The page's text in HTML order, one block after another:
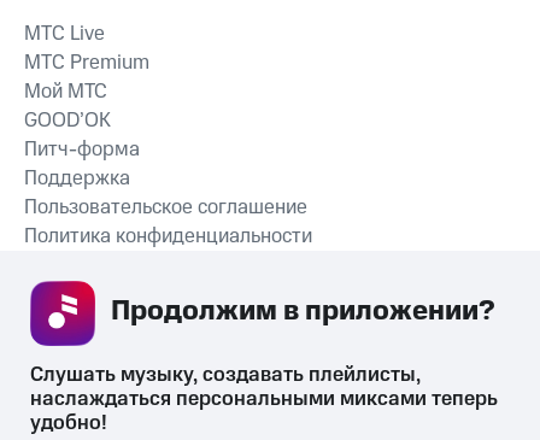
СКАЧАТЬ ПРИЛОЖЕНИЕ
MTС Live
MTС Premium
Мой МТС
GOOD’OK
Питч-форма
Поддержка
Пользовательское соглашение
Политика конфиденциальности
Слушать музыку, создавать плейлисты,
наслаждаться персональными миксами теперь
удобно!